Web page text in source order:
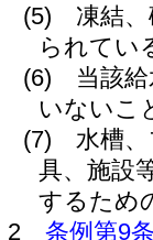
(5)
凍結
られてい
(6)
当該
いないこ
(7)
水槽
具、施設
するため
2
条例第9